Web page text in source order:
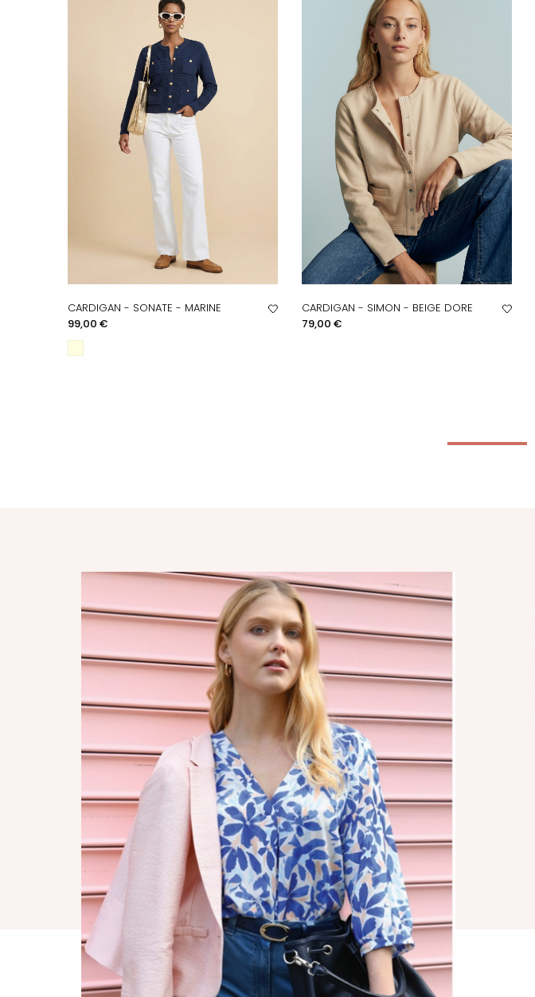
CARDIGAN - SONATE - MARINE
Prix
99,00 €
CARDIGAN - SIMON - BEIGE DORE
Prix
79,00 €